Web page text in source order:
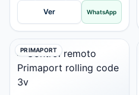
Ver WhatsApp
PRIMAPORT